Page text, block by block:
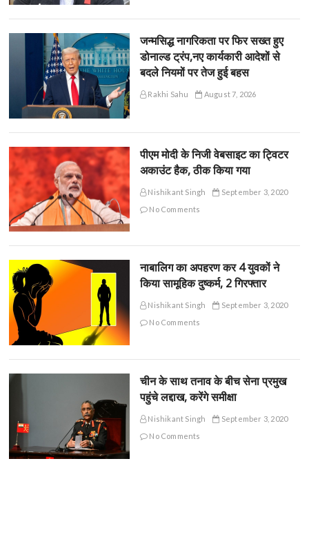
जन्मसिद्ध नागरिकता पर फिर सख्त हुए
डोनाल्ड ट्रंप,नए कार्यकारी आदेशों से
बदले नियमों पर तेज हुई बहस
Rakhi Sahu August 7, 2026
पीएम मोदी के निजी वेबसाइट का ट्विटर
अकाउंट हैक, ठीक किया गया
Nishikant Singh
September 3, 2020
No Comments
नाबालिग का अपहरण कर 4 युवकों ने
किया सामूहिक दुष्कर्म, 2 गिरफ्तार
Nishikant Singh
September 3, 2020
No Comments
चीन के साथ तनाव के बीच सेना प्रमुख
पहुंचे लद्दाख, करेंगे समीक्षा
Nishikant Singh
September 3, 2020
No Comments